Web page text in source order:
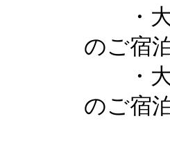
・大
のご宿
・大
のご宿